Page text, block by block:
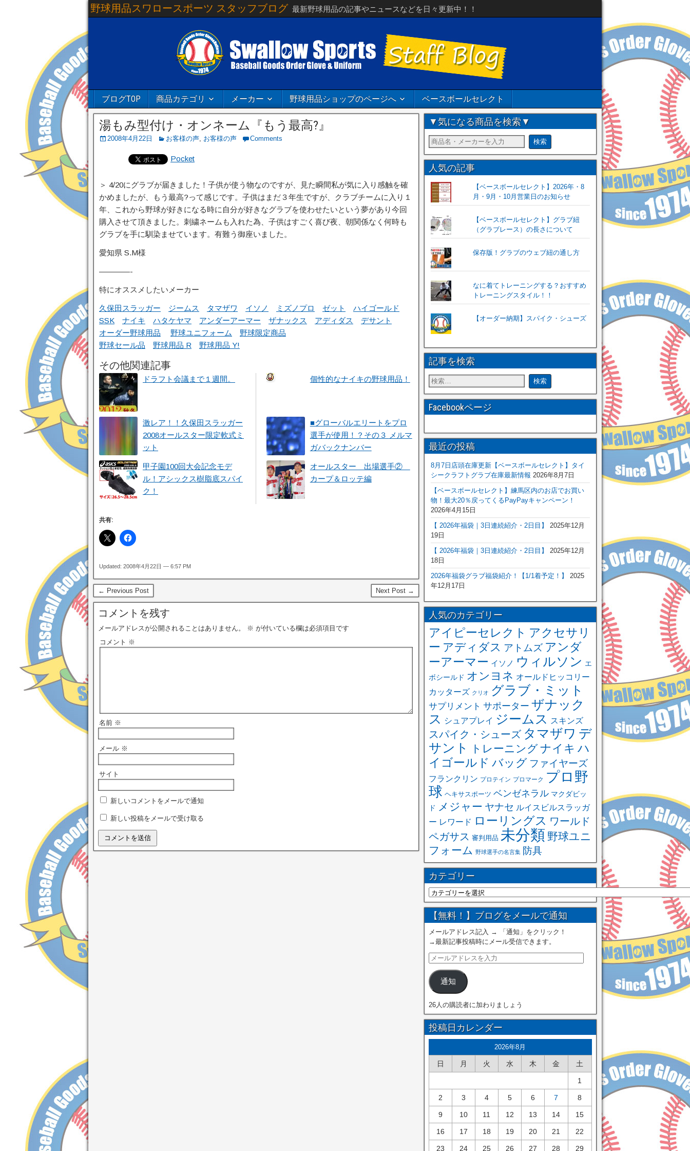
野球用品スワロースポーツ スタッフブログ 最新野球用品の記事やニュースなどを日々更新中！！
ブログTOP 商品カテゴリ メーカー 野球用品ショップのページへ ベースボールセレクト
湯もみ型付け・オンネーム『もう最高?』
2008年4月22日 お客様の声, お客様の声 Comments
Pocket
＞ 4/20にグラブが届きました！子供が使う物なのですが、見た瞬間私が気に入り感触を確
かめましたが、もう最高?って感じです。子供はまだ３年生ですが、クラブチームに入り１
年、これから野球が好きになる時に自分が好きなグラブを使わせたいという夢があり今回
購入させて頂きました。刺繍ネームも入れた為、子供はすごく喜び夜、朝関係なく何時も
グラブを手に馴染ませています。有難う御座いました。
愛知県 S.M様
————-
特にオススメしたいメーカー
久保田スラッガー ジームス タマザワ イソノ ミズノプロ ゼット
ハイゴールド
SSK
ナイキ ハタケヤマ アンダーアーマー ザナックス アディダス
デサント
オーダー野球用品
野球ユニフォーム
野球限定商品
野球セール品
野球用品 R 野球用品 Y!
その他関連記事
ドラフト会議まで１週間。
激レア！！久保田スラッガー
2008オールスター限定軟式ミ
ット
甲子園100回大会記念モデ
ル！アシックス樹脂底スパイ
ク！
個性的なナイキの野球用品！
■グローバルエリートをプロ
選手が使用！？その３ メルマ
ガバックナンバー
オールスター 出場選手②
カープ＆ロッテ編
共有:
Updated: 2008年4月22日 — 6:57 PM
← Previous Post Next Post →
コメントを残す
メールアドレスが公開されることはありません。 ※ が付いている欄は必須項目です
コメント ※
名前 ※
メール ※
サイト
新しいコメントをメールで通知
新しい投稿をメールで受け取る
▼気になる商品を検索▼
人気の記事
【ベースボールセレクト】2026年・8
月・9月・10月営業日のお知らせ
【ベースボールセレクト】グラブ紐
（グラブレース）の長さについて
保存版！グラブのウェブ紐の通し方
なに着てトレーニングする？おすすめ
トレーニングスタイル！！
【オーダー納期】スパイク・シューズ
記事を検索
Facebookページ
最近の投稿
8月7日店頭在庫更新【ベースボールセレクト】タイ
シークラフトグラブ在庫最新情報 2026年8月7日
【ベースボールセレクト】練馬区内のお店でお買い
物！最大20％戻ってくるPayPayキャンペーン！
2026年4月15日
【 2026年福袋｜3日連続紹介・2日目】
2025年12月
19日
【 2026年福袋｜3日連続紹介・2日目】
2025年12月
18日
2026年福袋グラブ福袋紹介！【1/1着予定！】
2025
年12月17日
人気のカテゴリー
アイピーセレクト アクセサリ
ー アディダス アトムズ アンダ
ーアーマー イソノ ウィルソン エ
ボシールド オンヨネ オールドヒッコリー
カッターズ クリオ グラブ・ミット
サプリメント サポーター ザナック
ス シュアプレイ ジームス スキンズ
スパイク・シューズ タマザワ デ
サント
トレーニングナイキ ハ
イゴールド バッグ ファイヤーズ
フランクリン プロテイン プロマーク プロ野
球 ヘキサスポーツ ベンゼネラル マクダビッ
ド
メジャー ヤナセ ルイスビルスラッガ
ー レワード ローリングス ワールド
ペガサス 審判用品 未分類 野球ユニ
フォーム 野球選手の名言集 防具
カテゴリー
【無料！】ブログをメールで通知
メールアドレス記入 → 「通知」をクリック！
→最新記事投稿時にメール受信できます。
通知
26人の購読者に加わりましょう
投稿日カレンダー
2026年8月
日 月 火 水 木 金 土
1
2 3 4 5 6 7 8
9 10 11 12 13 14 15
16 17 18 19 20 21 22
23 24 25 26 27 28 29